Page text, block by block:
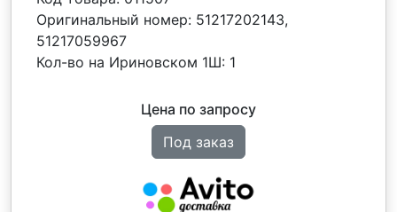
Оригинальный номер: 51217202143,
51217059967
Кол-во на Ириновском 1Ш: 1
Цена по запросу
Под заказ